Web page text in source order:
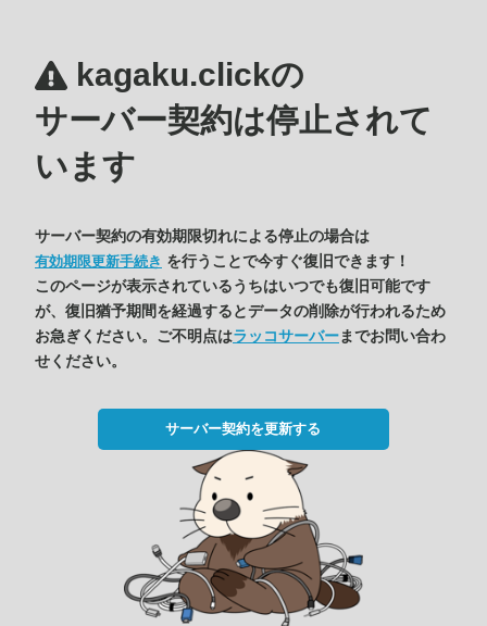
kagaku.clickの
サーバー契約は停止されて
います
サーバー契約の有効期限切れによる停止の場合は
有効期限更新手続き を行うことで今すぐ復旧できます！
このページが表示されているうちはいつでも復旧可能です
が、復旧猶予期間を経過するとデータの削除が行われるため
お急ぎください。ご不明点はラッコサーバーまでお問い合わ
せください。
サーバー契約を更新する